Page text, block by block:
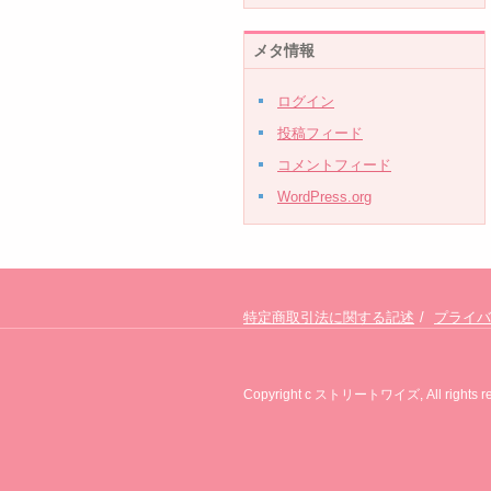
メタ情報
ログイン
投稿フィード
コメントフィード
WordPress.org
特定商取引法に関する記述 プライ
Copyright c ストリートワイズ, All rights